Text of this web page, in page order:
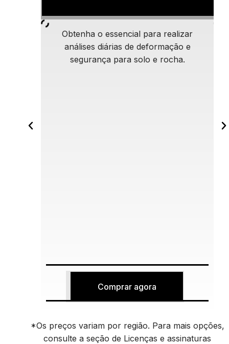
Obtenha o essencial para realizar
análises diárias de deformação e
segurança para solo e rocha.
Comprar agora
*Os preços variam por região. Para mais opções,
consulte a seção de Licenças e assinaturas